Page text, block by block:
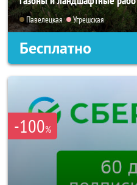
Павелецкая Угрешская
Бесплатно
-100%